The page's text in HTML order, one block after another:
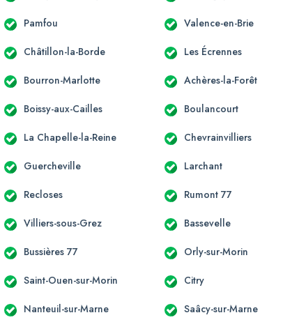
Pamfou Valence-en-Brie
Châtillon-la-Borde Les Écrennes
Bourron-Marlotte Achères-la-Forêt
Boissy-aux-Cailles Boulancourt
La Chapelle-la-Reine Chevrainvilliers
Guercheville Larchant
Recloses Rumont 77
Villiers-sous-Grez Bassevelle
Bussières 77 Orly-sur-Morin
Saint-Ouen-sur-Morin Citry
Nanteuil-sur-Marne Saâcy-sur-Marne